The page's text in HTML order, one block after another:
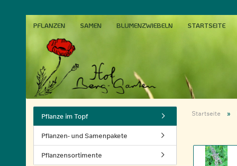
PFLANZEN SAMEN BLUMENZWIEBELN STARTSEITE
Startseite »
Pflanze im Topf
Pflanzen- und Samenpakete
Pflanzensortimente